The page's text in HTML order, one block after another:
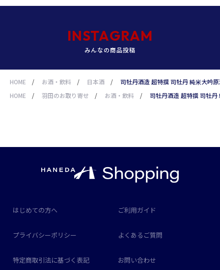
HOME / お酒・飲料 / 日本酒 /
司牡丹酒造 超特撰 司牡丹 純米大吟
HOME
/ 羽田のお取り寄せ / お酒・飲料 / 司牡丹酒造 超特撰 司牡
INSTAGRAM
みんなの商品投稿
はじめての方へ ご利用ガイド
プライバシーポリシー よくあるご質問
特定商取引法に基づく表記 お問い合わせ